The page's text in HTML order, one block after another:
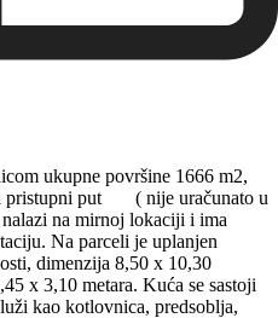
ukupne površine 1666 m2,
pristupni put ( nije uračunato u
na mirnoj lokaciji i ima
Na parceli je uplanjen
dimenzija 8,50 x 10,30
x 3,10 metara. Kuća se sastoji
kao kotlovnica, predsoblja,